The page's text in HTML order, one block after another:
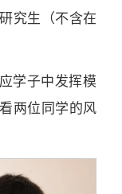
究生（不含在
学子中发挥模
两位同学的风